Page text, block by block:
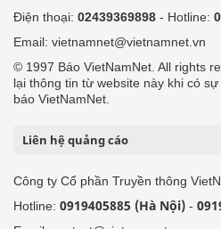
Điện thoại: 02439369898 - Hotline:
Email: vietnamnet@vietnamnet.vn
© 1997 Báo VietNamNet. All rights
lại thông tin từ website này khi có
báo VietNamNet.
Liên hệ quảng cáo
Công ty Cổ phần Truyền thông
Hotline: 0919405885 (Hà Nội) -